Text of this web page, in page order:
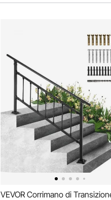
VEVOR Corrimano di